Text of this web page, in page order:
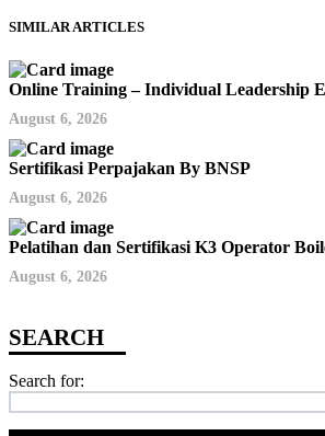
SIMILAR ARTICLES
Online Training – Individual Leadership
August 6, 2026
Sertifikasi Perpajakan By BNSP
August 6, 2026
Pelatihan dan Sertifikasi K3 Operator
August 6, 2026
Search for: